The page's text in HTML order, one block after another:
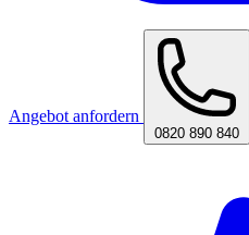
Angebot anfordern
0820 890 840